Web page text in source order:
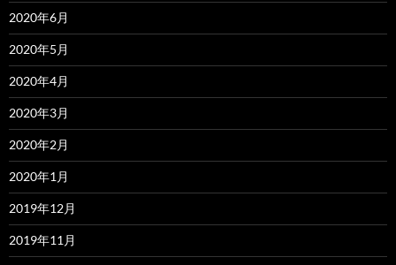
2020年6月
2020年5月
2020年4月
2020年3月
2020年2月
2020年1月
2019年12月
2019年11月